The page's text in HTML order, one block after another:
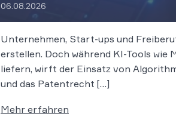
06.08.2026
Unternehmen, Start-ups und
erstellen. Doch während KI-Tools wie
liefern, wirft der Einsatz von
und das Patentrecht […]
Mehr erfahren